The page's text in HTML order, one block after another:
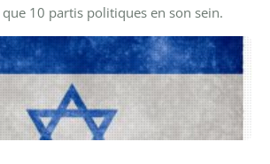
que 10 partis politiques en son sein.